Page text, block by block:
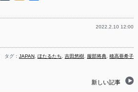
2022.2.10 12:00
タグ：JAPAN ,ほたるたち ,吉田悠樹 服部将典 ,穂高亜希子
新しい記事